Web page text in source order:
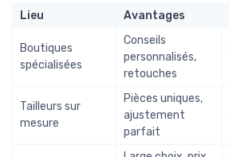
Lieu Avantages
Boutiques
spécialisées
Conseils
personnalisés,
retouches
Tailleurs sur
mesure
Pièces uniques,
ajustement
parfait